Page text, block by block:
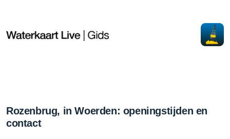
Rozenbrug, in Woerden: openingstijden en
contact